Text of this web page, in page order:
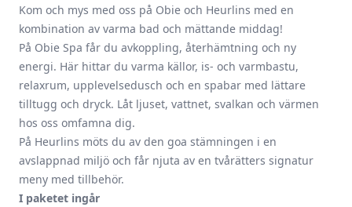
Kom och mys med oss på Obie och Heurlins med en
kombination av varma bad och mättande middag!
På Obie Spa får du avkoppling, återhämtning och ny
energi. Här hittar du varma källor, is- och varmbastu,
relaxrum, upplevelsedusch och en spabar med lättare
tilltugg och dryck. Låt ljuset, vattnet, svalkan och värmen
hos oss omfamna dig.
På Heurlins möts du av den goa stämningen i en
avslappnad miljö och får njuta av en tvårätters signatur
meny med tillbehör.
I paketet ingår